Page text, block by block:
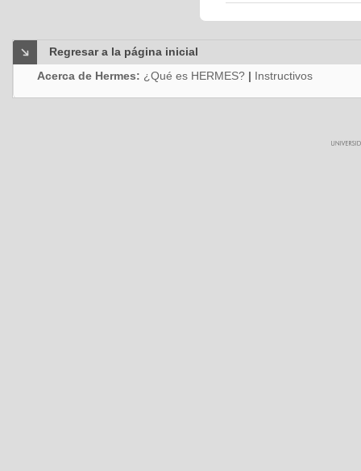
Regresar a la página inicial
Acerca de Hermes: ¿Qué es HERMES? | Instructivos